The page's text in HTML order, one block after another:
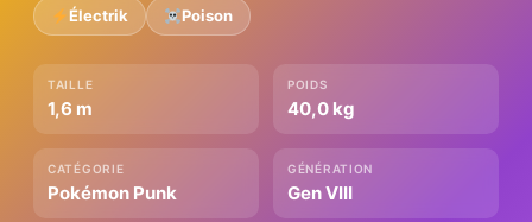
Électrik Poison
TAILLE
1,6 m
POIDS
40,0 kg
CATÉGORIE
Pokémon Punk
GÉNÉRATION
Gen VIII